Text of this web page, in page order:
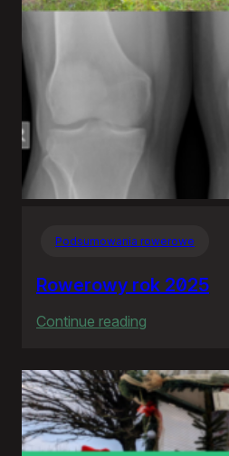
Podsumowania rowerowe
Rowerowy rok 2025
Continue reading
rok
2025